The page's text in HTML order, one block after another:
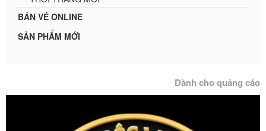
BÁN VÉ ONLINE
SẢN PHẨM MỚI
Dành cho quảng cáo